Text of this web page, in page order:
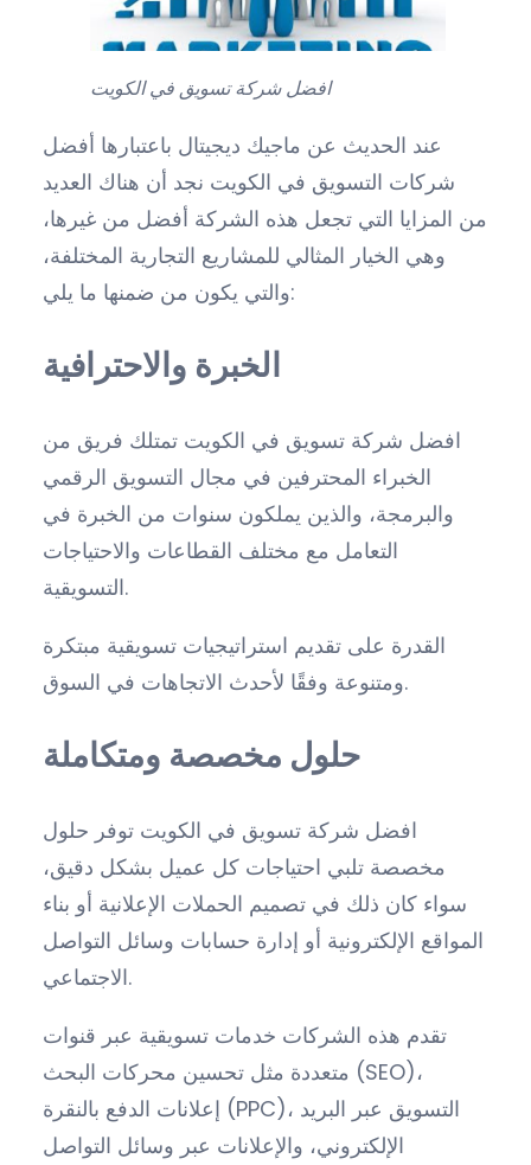
افضل شركة تسويق في الكويت
عند الحديث عن ماجيك ديجيتال باعتبارها أفضل
شركات التسويق في الكويت نجد أن هناك العديد
من المزايا التي تجعل هذه الشركة أفضل من غيرها،
وهي الخيار المثالي للمشاريع التجارية المختلفة،
والتي يكون من ضمنها ما يلي:
الخبرة والاحترافية
افضل شركة تسويق في الكويت تمتلك فريق من
الخبراء المحترفين في مجال التسويق الرقمي
والبرمجة، والذين يملكون سنوات من الخبرة في
التعامل مع مختلف القطاعات والاحتياجات
التسويقية.
القدرة على تقديم استراتيجيات تسويقية مبتكرة
ومتنوعة وفقًا لأحدث الاتجاهات في السوق.
حلول مخصصة ومتكاملة
افضل شركة تسويق في الكويت توفر حلول
مخصصة تلبي احتياجات كل عميل بشكل دقيق،
سواء كان ذلك في تصميم الحملات الإعلانية أو بناء
المواقع الإلكترونية أو إدارة حسابات وسائل التواصل
الاجتماعي.
تقدم هذه الشركات خدمات تسويقية عبر قنوات
متعددة مثل تحسين محركات البحث (SEO)،
إعلانات الدفع بالنقرة (PPC)، التسويق عبر البريد
الإلكتروني، والإعلانات عبر وسائل التواصل